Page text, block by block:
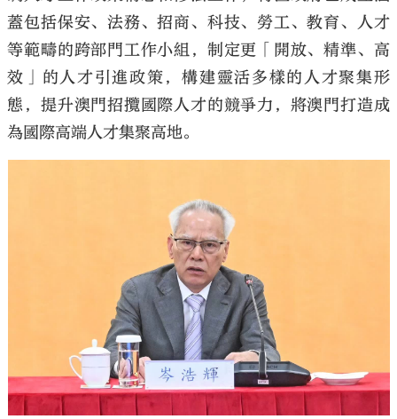
蓋包括保安、法務、招商、科技、勞工、教育、人才
等範疇的跨部門工作小組，制定更「開放、精準、高
效」的人才引進政策，構建靈活多樣的人才聚集形
態，提升澳門招攬國際人才的競爭力，將澳門打造成
為國際高端人才集聚高地。